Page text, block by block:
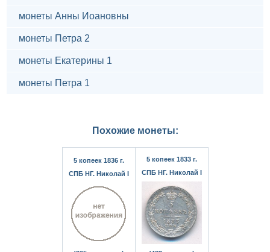
монеты Анны Иоановны
монеты Петра 2
монеты Екатерины 1
монеты Петра 1
Похожие монеты:
5 копеек 1836 г.
СПБ НГ. Николай I
5 копеек 1833 г.
СПБ НГ. Николай I